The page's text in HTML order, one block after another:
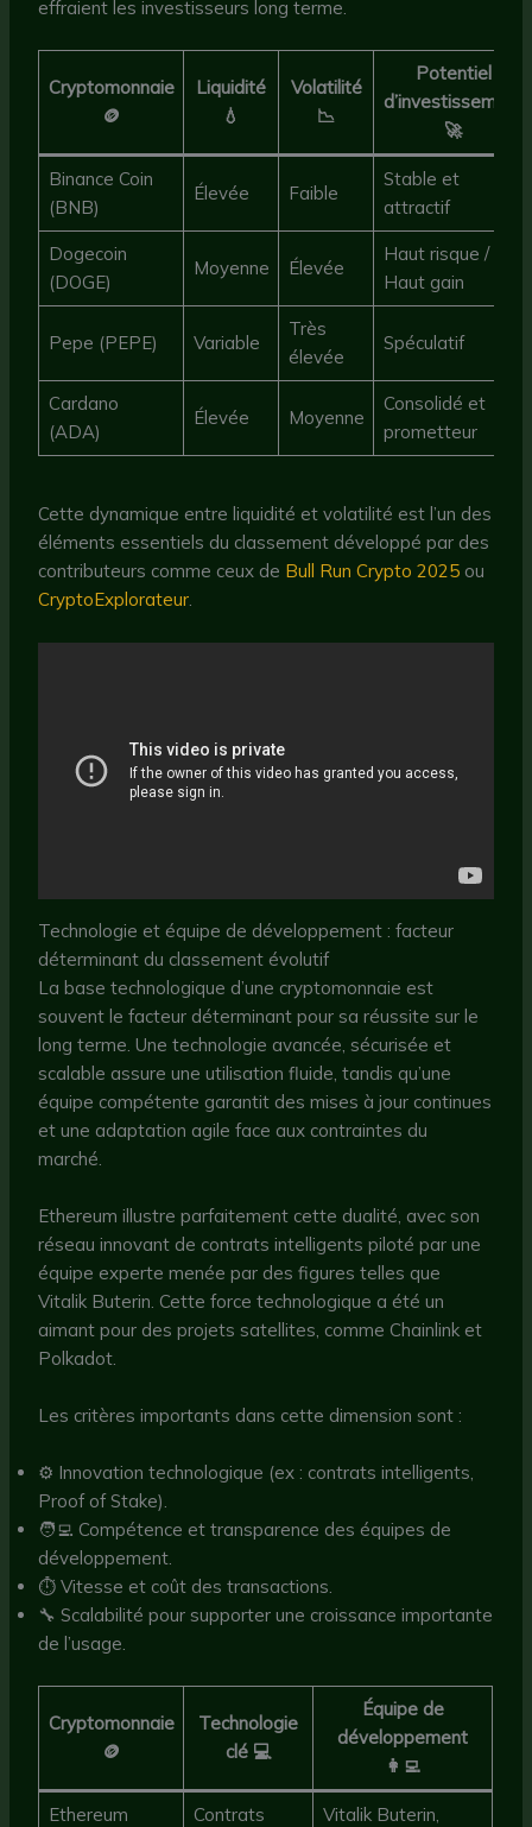
effraient les investisseurs long terme.
Cryptomonnaie
🪙
Liquidité
💧
Volatilité
📉
Potentiel
d’investissement
🚀
Binance Coin
(BNB)
Élevée Faible
Stable et
attractif
Dogecoin
(DOGE)
Moyenne Élevée
Haut risque /
Haut gain
Pepe (PEPE) Variable
Très
élevée
Spéculatif
Cardano
(ADA)
Élevée Moyenne
Consolidé et
prometteur
Cette dynamique entre liquidité et volatilité est l’un des
éléments essentiels du classement développé par des
contributeurs comme ceux de Bull Run Crypto 2025 ou
CryptoExplorateur.
Technologie et équipe de développement : facteur
déterminant du classement évolutif
La base technologique d’une cryptomonnaie est
souvent le facteur déterminant pour sa réussite sur le
long terme. Une technologie avancée, sécurisée et
scalable assure une utilisation fluide, tandis qu’une
équipe compétente garantit des mises à jour continues
et une adaptation agile face aux contraintes du
marché.
Ethereum illustre parfaitement cette dualité, avec son
réseau innovant de contrats intelligents piloté par une
équipe experte menée par des figures telles que
Vitalik Buterin. Cette force technologique a été un
aimant pour des projets satellites, comme Chainlink et
Polkadot.
Les critères importants dans cette dimension sont :
⚙️ Innovation technologique (ex : contrats intelligents,
Proof of Stake).
🧑‍💻 Compétence et transparence des équipes de
développement.
⏱️ Vitesse et coût des transactions.
🔧 Scalabilité pour supporter une croissance importante
de l’usage.
Cryptomonnaie
🪙
Technologie
clé 💻
Équipe de
développement
👩‍💻
Ethereum
Contrats
Vitalik Buterin,